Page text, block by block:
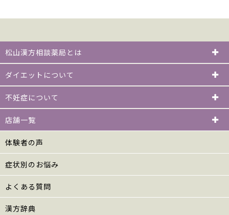
松山漢方相談薬局とは
ダイエットについて
不妊症について
店舗一覧
体験者の声
症状別のお悩み
よくある質問
漢方辞典